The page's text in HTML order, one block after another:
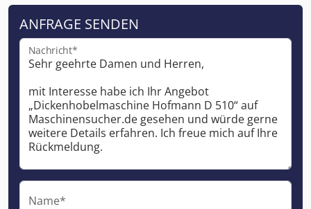
ANFRAGE SENDEN
Nachricht*
Name*